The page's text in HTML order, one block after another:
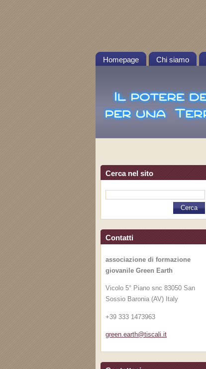
Homepage Chi siamo
Cerca nel sito
Contatti
associazione di formazione
giovanile Green Earth
Vicolo 5° Piano snc 83050 San
Sossio Baronia (AV) Italy
+39 333 1473963
green.earth@tiscali.it